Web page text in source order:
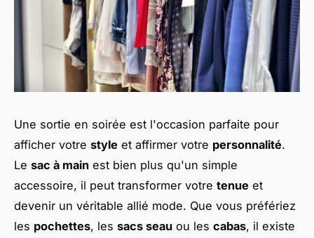
Une sortie en soirée est l'occasion parfaite pour
afficher votre style et affirmer votre personnalité.
Le sac à main est bien plus qu'un simple
accessoire, il peut transformer votre tenue et
devenir un véritable allié mode. Que vous préfériez
les pochettes, les sacs seau ou les cabas, il existe